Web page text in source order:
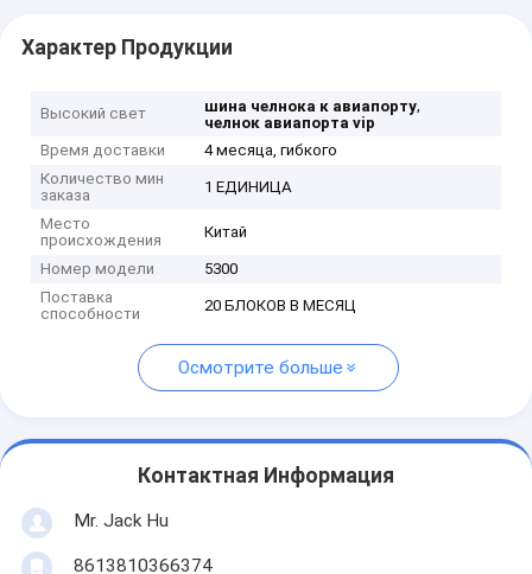
Характер Продукции
Высокий свет шина челнока к авиапорту,
челнок авиапорта vip
Время доставки
4 месяца, гибкого
Количество мин
заказа
1 ЕДИНИЦА
Место
происхождения
Китай
Номер модели
5300
Поставка
способности
20 БЛОКОВ В МЕСЯЦ
Осмотрите больше
Контактная Информация
Mr. Jack Hu
8613810366374